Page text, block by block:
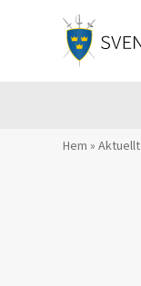
Hem » Aktuellt